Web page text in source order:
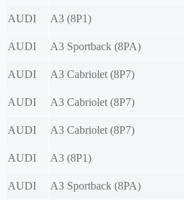
AUDI
A3 (8P1)
AUDI
A3 Sportback (8PA)
AUDI
A3 Cabriolet (8P7)
AUDI
A3 Cabriolet (8P7)
AUDI
A3 Cabriolet (8P7)
AUDI
A3 (8P1)
AUDI
A3 Sportback (8PA)